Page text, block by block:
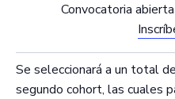
Convocatoria
Se seleccionará a un total
segundo cohort, las cuales